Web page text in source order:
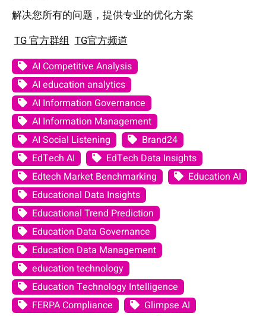
解决您所有的问题，提供专业的优化方案
TG 官方群组 TG官方频道
AI Competitive Analysis
AI education analytics
AI Information Governance
AI Information Management
AI Social Listening
Brand24
EdTech AI
EdTech Data Insights
Edtech Market Benchmarking
Education AI
Educational Data Insights
Educational Trend Prediction
Education Data Governance
Education Data Management
education technology
Education Technology Intelligence
FERPA Compliance
Glimpse AI